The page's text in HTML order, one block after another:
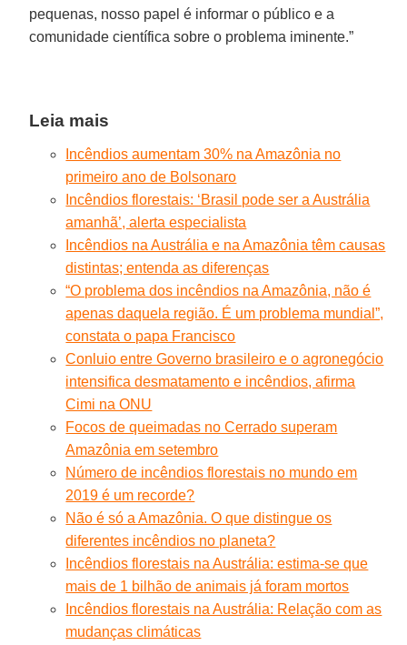
pequenas, nosso papel é informar o público e a
comunidade científica sobre o problema iminente.”
Leia mais
Incêndios aumentam 30% na Amazônia no
primeiro ano de Bolsonaro
Incêndios florestais: ‘Brasil pode ser a Austrália
amanhã’, alerta especialista
Incêndios na Austrália e na Amazônia têm causas
distintas; entenda as diferenças
“O problema dos incêndios na Amazônia, não é
apenas daquela região. É um problema mundial”,
constata o papa Francisco
Conluio entre Governo brasileiro e o agronegócio
intensifica desmatamento e incêndios, afirma
Cimi na ONU
Focos de queimadas no Cerrado superam
Amazônia em setembro
Número de incêndios florestais no mundo em
2019 é um recorde?
Não é só a Amazônia. O que distingue os
diferentes incêndios no planeta?
Incêndios florestais na Austrália: estima-se que
mais de 1 bilhão de animais já foram mortos
Incêndios florestais na Austrália: Relação com as
mudanças climáticas